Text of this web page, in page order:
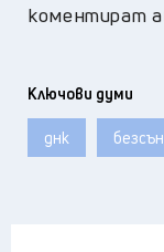
коментират
Ключови думи
днк